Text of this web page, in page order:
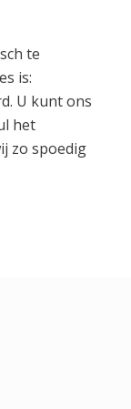
te
is:
U kunt ons
het
zo spoedig